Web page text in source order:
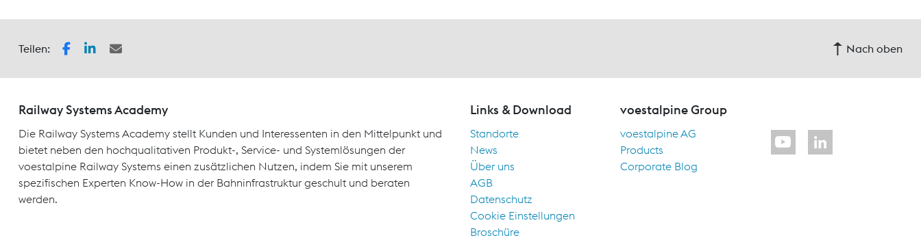
Teilen: Nach oben
Railway Systems Academy
Die Railway Systems Academy stellt Kunden und Interessenten in den Mittelpunkt und
bietet neben den hochqualitativen Produkt-, Service- und Systemlösungen der
voestalpine Railway Systems einen zusätzlichen Nutzen, indem Sie mit unserem
spezifischen Experten Know-How in der Bahninfrastruktur geschult und beraten
werden.
Links & Download
Standorte
News
Über uns
AGB
Datenschutz
Cookie Einstellungen
Broschüre
voestalpine Group
voestalpine AG
Products
Corporate Blog